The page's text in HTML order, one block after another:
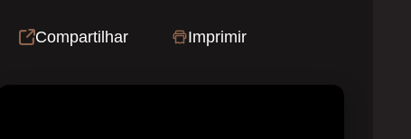
Compartilhar Imprimir